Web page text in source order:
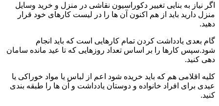
اگر نیاز به بنایی تغییر دکوراسیون نقاشی در منزل و خرید وسایل
منزل دارید باید از هم اکنون آن ها را در لیست کارهای خود قرار
دهید.
گام بعدی یادداشت کردن تمام کارهایی است که باید انجام
شود.سپس کارها را بر اساس تعداد روزهایی که تا عید مانده سامان
دهی کنید.
کلیه اقلامی هم که باید خریده شود اعم از لباس یا مواد خوراکی یا
عیدی برای افراد خانواده و دوستان یادداشت و آن ها را طبقه بندی
کنید.